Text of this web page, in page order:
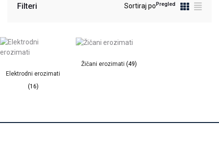
Filteri Sortiraj poPregled
Elektrodni erozimati
(16)
Žičani erozimati (49)